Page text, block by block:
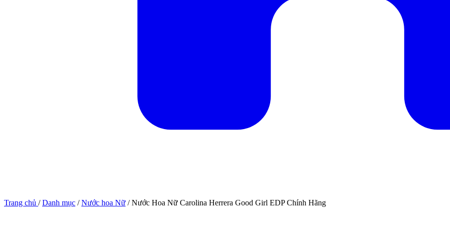
Trang chủ / Danh mục / Nước hoa Nữ / Nước Hoa Nữ Carolina Herrera Good Girl EDP Chính Hãng